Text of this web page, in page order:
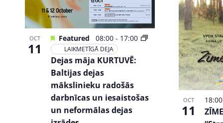
OCT
11
Dejas māja KURTUVĒ:
Baltijas dejas
mākslinieku radošās
darbnīcas un iesaistošas
un neformālas dejas
Featured 08:00 - 17:00
LAIKMETĪGĀ DEJA
OCT
11